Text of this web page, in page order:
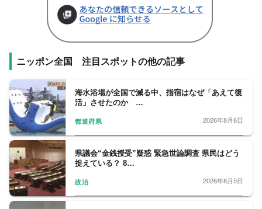
ニッポン全国 注目スポットの他の記事
海水浴場が全国で減る中、指宿はなぜ「あえて復
活」させたのか …
都道府県 2026年8月6日
県議会“金銭授受”疑惑 緊急世論調査 県民はどう
捉えている？ 8…
政治 2026年8月5日